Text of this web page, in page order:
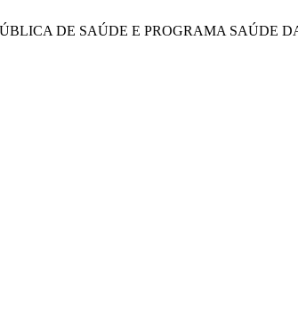
DE SAÚDE E PROGRAMA SAÚDE